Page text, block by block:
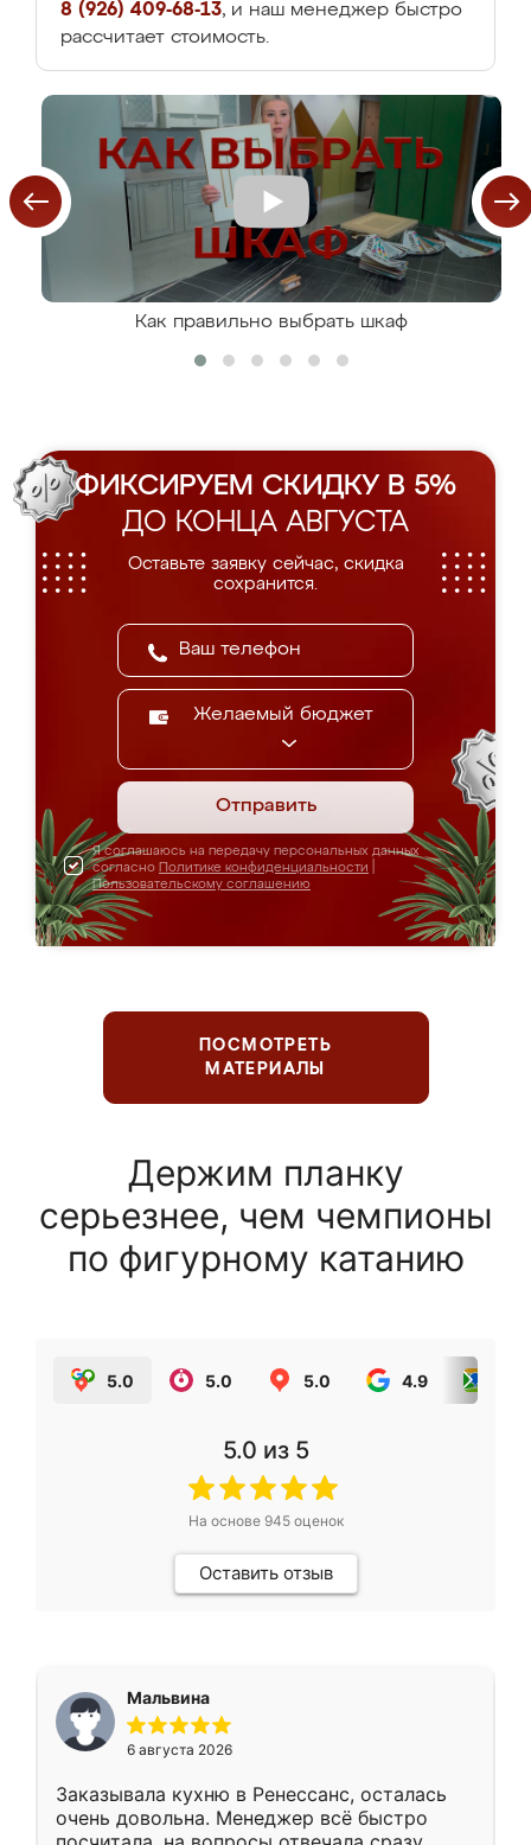
8 (926) 409-68-13, и наш менеджер быстро
рассчитает стоимость.
Как правильно выбрать шкаф
ФИКСИРУЕМ СКИДКУ В 5%
ДО КОНЦА АВГУСТА
Оставьте заявку сейчас, скидка
сохранится.
Желаемый бюджет
Отправить
Я соглашаюсь на передачу персональных данных
согласно Политике конфиденциальности
Пользовательскому соглашению
ПОСМОТРЕТЬ
МАТЕРИАЛЫ
Держим планку
серьезнее, чем чемпионы
по фигурному катанию
5.0 5.0 5.0 4.9
5.0 из 5
На основе 945оценок
Оставить отзыв
Мальвина
6 августа 2026
Заказывала кухню в Ренессанс, осталась
очень довольна. Менеджер всё быстро